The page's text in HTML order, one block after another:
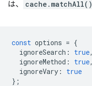
は、 cache.matchAll()
const options = {
ignoreSearch : true,
ignoreMethod : true,
ignoreVary :
true
};